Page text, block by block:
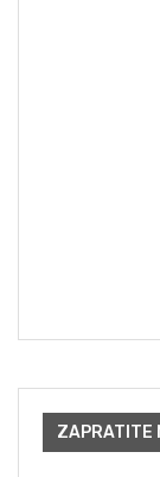
ZAPRATITE